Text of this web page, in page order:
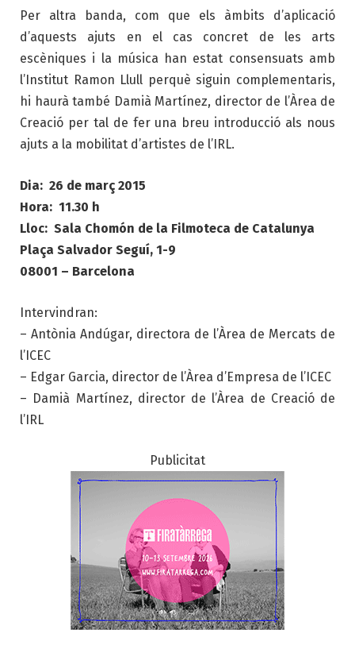
Per altra banda, com que els àmbits d’aplicació
d’aquests ajuts en el cas concret de les arts
escèniques i la música han estat consensuats amb
l’Institut Ramon Llull perquè siguin complementaris,
hi haurà també Damià Martínez, director de l’Àrea de
Creació per tal de fer una breu introducció als nous
ajuts a la mobilitat d’artistes de l’IRL.
Dia: 26 de març 2015
Hora: 11.30 h
Lloc: Sala Chomón de la Filmoteca de Catalunya
Plaça Salvador Seguí, 1-9
08001 – Barcelona
Intervindran:
– Antònia Andúgar, directora de l’Àrea de Mercats de
l’ICEC
– Edgar Garcia, director de l’Àrea d’Empresa de l’ICEC
– Damià Martínez, director de l’Àrea de Creació de
l’IRL
Publicitat